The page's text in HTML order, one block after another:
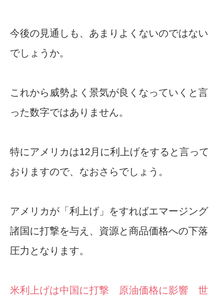
今後の見通しも、あまりよくないのではない
でしょうか。
これから威勢よく景気が良くなっていくと言
った数字ではありません。
特にアメリカは12月に利上げをすると言って
おりますので、なおさらでしょう。
アメリカが「利上げ」をすればエマージング
諸国に打撃を与え、資源と商品価格への下落
圧力となります。
米利上げは中国に打撃 原油価格に影響 世